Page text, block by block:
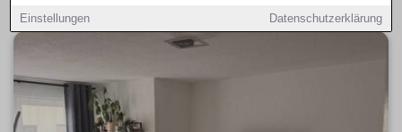
Einstellungen Datenschutzerklärung